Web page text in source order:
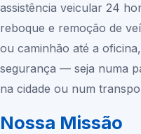
assistência veicular 24
reboque e remoção de
ou caminhão até a
segurança — seja numa
na cidade ou num
Nossa Missão